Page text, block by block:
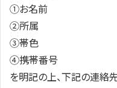
①お名前
②所属
③帯色
④携帯番号
を明記の上、下記の連絡